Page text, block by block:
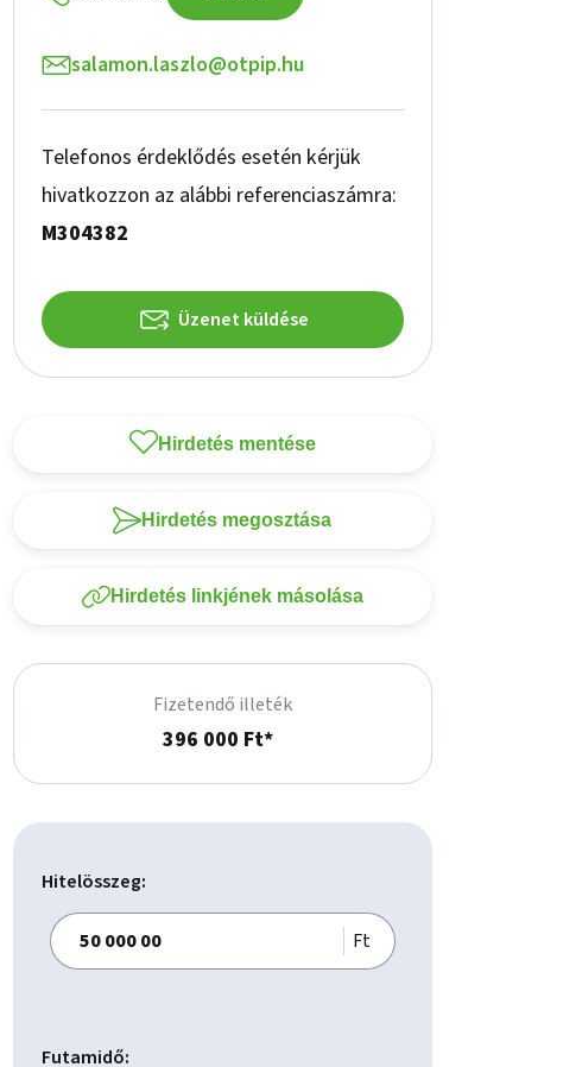
salamon.laszlo@otpip.hu
Telefonos érdeklődés esetén kérjük
hivatkozzon az alábbi referenciaszámra:
M304382
Üzenet küldése
Hirdetés mentése
Hirdetés megosztása
Hirdetés linkjének másolása
Fizetendő illeték
396 000 Ft*
Hitelösszeg:
Ft
Futamidő: